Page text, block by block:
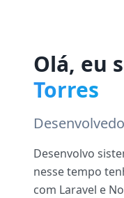
Olá, eu
Torres
Desenvolvo
nesse tempo
com Laravel e